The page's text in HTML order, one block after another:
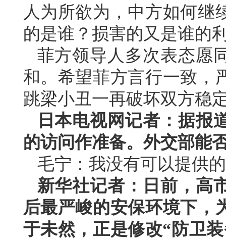
人为所欲为，中方如何继
的是谁？损害的又是谁的
菲方领导人多次表态愿
和。希望菲方言行一致，
跳梁小丑一再破坏双方稳
日本电视网记者：据报
的访问作准备。外交部能
毛宁：我没有可以提供
新华社记者：日前，高
后最严峻的安保环境下，
于未然，正是修改“防卫